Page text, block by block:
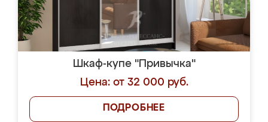
Шкаф-купе "Привычка"
Цена: от 32 000 руб.
ПОДРОБНЕЕ